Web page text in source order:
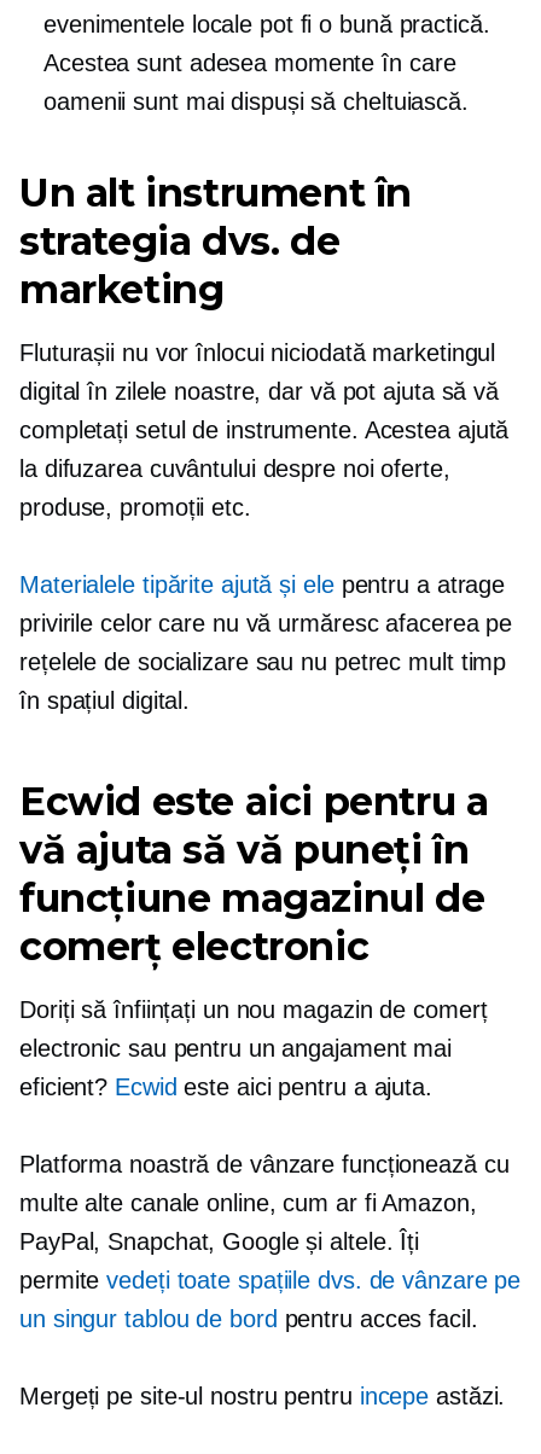
evenimentele locale pot fi o bună practică.
Acestea sunt adesea momente în care
oamenii sunt mai dispuși să cheltuiască.
Un alt instrument în
strategia dvs. de
marketing
Fluturașii nu vor înlocui niciodată marketingul
digital în zilele noastre, dar vă pot ajuta să vă
completați setul de instrumente. Acestea ajută
la difuzarea cuvântului despre noi oferte,
produse, promoții etc.
Materialele tipărite ajută și elepentru a atrage
privirile celor care nu vă urmăresc afacerea pe
rețelele de socializare sau nu petrec mult timp
în spațiul digital.
Ecwid este aici pentru a
vă ajuta să vă puneți în
funcțiune magazinul de
comerț electronic
Doriți să înființați un nou magazin de comerț
electronic sau pentru un angajament mai
eficient? Ecwid este aici pentru a ajuta.
Platforma noastră de vânzare funcționează cu
multe alte canale online, cum ar fi Amazon,
PayPal, Snapchat, Google și altele. Îți
permitevedeți toate spațiile dvs. de vânzare pe
un singur tablou de bord pentru acces facil.
Mergeți pe site-ul nostru pentru incepe astăzi.